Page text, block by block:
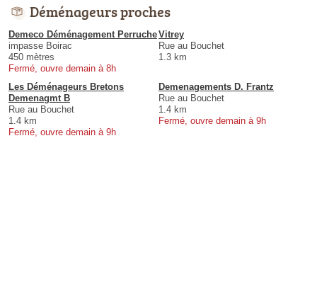
Déménageurs proches
Demeco Déménagement Perruche
impasse Boirac
450 mètres
Fermé, ouvre demain à 8h
Vitrey
Rue au Bouchet
1.3 km
Les Déménageurs Bretons
Demenagmt B
Rue au Bouchet
1.4 km
Fermé, ouvre demain à 9h
Demenagements D. Frantz
Rue au Bouchet
1.4 km
Fermé, ouvre demain à 9h